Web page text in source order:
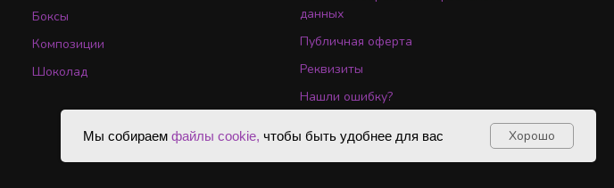
Боксы
Композиции
Шоколад
данных
Публичная оферта
Реквизиты
Нашли ошибку?
Мы собираем файлы cookie, чтобы быть удобнее для вас Хорошо